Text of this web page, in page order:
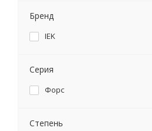
Бренд
IEK
Серия
Форс
Степень